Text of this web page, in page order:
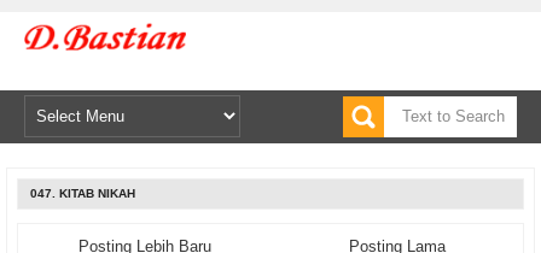
047. KITAB NIKAH
Posting Lebih Baru Posting Lama